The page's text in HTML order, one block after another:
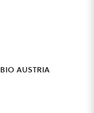
bio austria